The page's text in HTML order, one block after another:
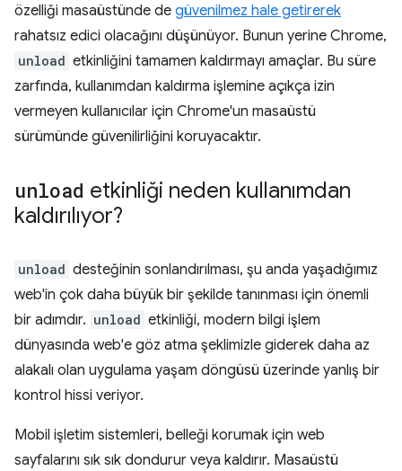
özelliği masaüstünde de güvenilmez hale getirerek
rahatsız edici olacağını düşünüyor. Bunun yerine Chrome,
unload etkinliğini tamamen kaldırmayı amaçlar. Bu süre
zarfında, kullanımdan kaldırma işlemine açıkça izin
vermeyen kullanıcılar için Chrome'un masaüstü
sürümünde güvenilirliğini koruyacaktır.
unload etkinliği neden kullanımdan
kaldırılıyor?
unload desteğinin sonlandırılması, şu anda yaşadığımız
web'in çok daha büyük bir şekilde tanınması için önemli
bir adımdır. unload etkinliği, modern bilgi işlem
dünyasında web'e göz atma şeklimizle giderek daha az
alakalı olan uygulama yaşam döngüsü üzerinde yanlış bir
kontrol hissi veriyor.
Mobil işletim sistemleri, belleği korumak için web
sayfalarını sık sık dondurur veya kaldırır. Masaüstü